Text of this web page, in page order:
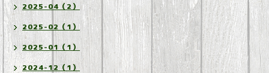
2025-04（2）
2025-02（1）
2025-01（1）
2024-12（1）